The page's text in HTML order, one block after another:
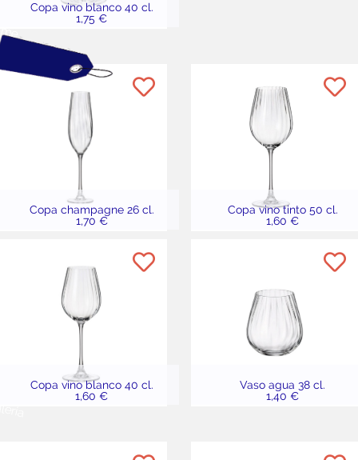
Copa vino blanco 40 cl.
1,75 €
Copa champagne 26 cl.
1,70 €
Copa vino tinto 50 cl.
1,60 €
Copa vino blanco 40 cl.
1,60 €
Vaso agua 38 cl.
1,40 €